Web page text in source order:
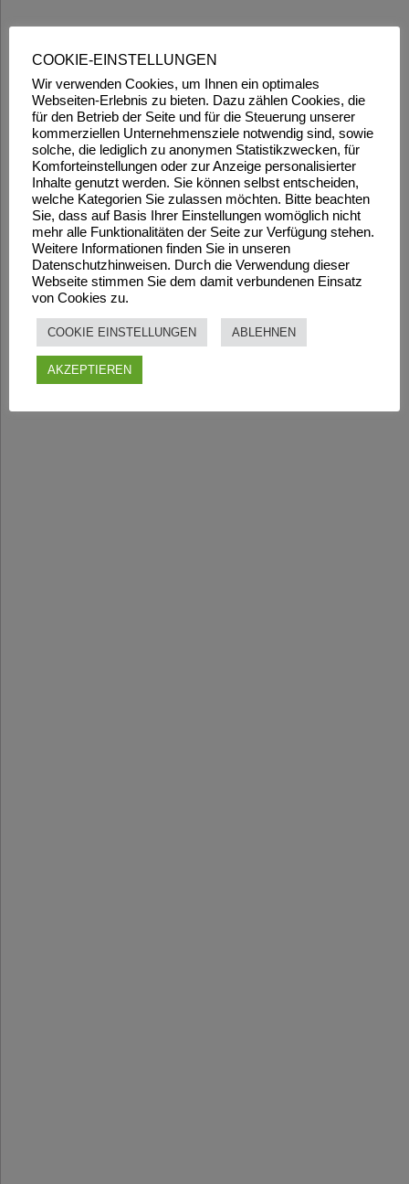
COOKIE-EINSTELLUNGEN
Wir verwenden Cookies, um Ihnen ein optimales
Webseiten-Erlebnis zu bieten. Dazu zählen Cookies, die
für den Betrieb der Seite und für die Steuerung unserer
kommerziellen Unternehmensziele notwendig sind, sowie
solche, die lediglich zu anonymen Statistikzwecken, für
Komforteinstellungen oder zur Anzeige personalisierter
Inhalte genutzt werden. Sie können selbst entscheiden,
welche Kategorien Sie zulassen möchten. Bitte beachten
Sie, dass auf Basis Ihrer Einstellungen womöglich nicht
mehr alle Funktionalitäten der Seite zur Verfügung stehen.
Weitere Informationen finden Sie in unseren
Datenschutzhinweisen. Durch die Verwendung dieser
Webseite stimmen Sie dem damit verbundenen Einsatz
von Cookies zu.
COOKIE EINSTELLUNGEN ABLEHNEN
AKZEPTIEREN